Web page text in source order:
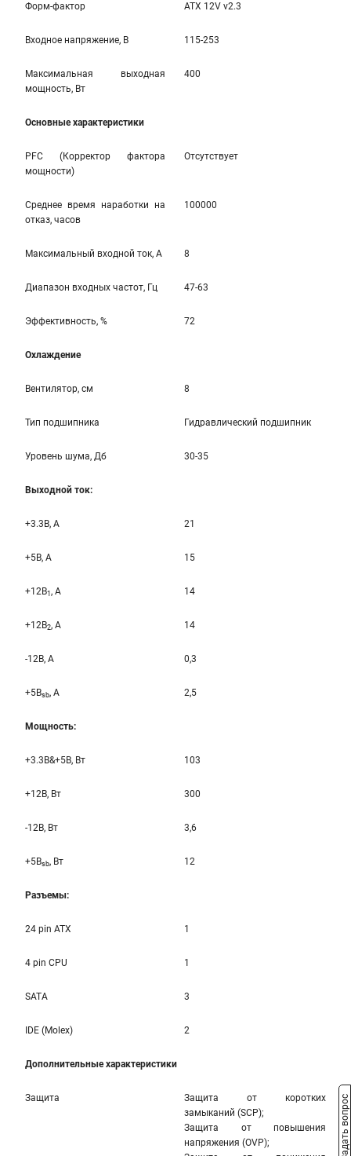
Форм-фактор ATX 12V v2.3
Входное напряжение, В 115-253
Максимальная выходная
мощность, Вт
400
Основные характеристики
PFC (Корректор фактора
мощности)
Отсутствует
Среднее время наработки на
отказ, часов
100000
Максимальный входной ток, А 8
Диапазон входных частот, Гц 47-63
Эффективность, % 72
Охлаждение
Вентилятор, см 8
Тип подшипника Гидравлический подшипник
Уровень шума, Дб 30-35
Выходной ток:
+3.3B, А 21
+5B, А 15
+12B1 , A 14
+12B2, A 14
-12B, A 0,3
+5Bsb, A 2,5
Мощность:
+3.3B&+5B, Вт 103
+12B, Вт 300
-12B, Вт 3,6
+5Bsb, Вт 12
Разъемы:
24 pin ATX 1
4 pin CPU 1
SATA 3
IDE (Molex) 2
Дополнительные характеристики
Защита
Защита от коротких
замыканий (SCP);
Защита от повышения
напряжения (OVP);
Задать вопрос